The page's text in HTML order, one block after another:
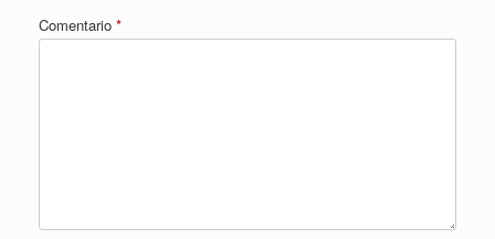
Comentario *